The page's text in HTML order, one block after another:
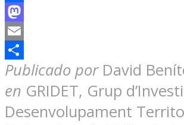
Facebook
Mastodon
Email
Compartir
Publicado por David
en GRIDET, Grup
Desenvolupament